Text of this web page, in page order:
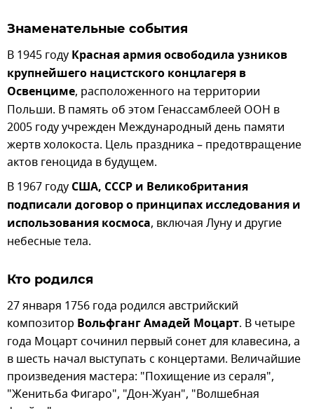
Знаменательные события
В 1945 году Красная армия освободила узников
крупнейшего нацистского концлагеря в
Освенциме, расположенного на территории
Польши. В память об этом Генассамблеей ООН в
2005 году учрежден Международный день памяти
жертв холокоста. Цель праздника – предотвращение
актов геноцида в будущем.
В 1967 году США, СССР и Великобритания
подписали договор о принципах исследования и
использования космоса, включая Луну и другие
небесные тела.
Кто родился
27 января 1756 года родился австрийский
композитор Вольфганг Амадей Моцарт. В четыре
года Моцарт сочинил первый сонет для клавесина, а
в шесть начал выступать с концертами. Величайшие
произведения мастера: "Похищение из сераля",
"Женитьба Фигаро", "Дон-Жуан", "Волшебная